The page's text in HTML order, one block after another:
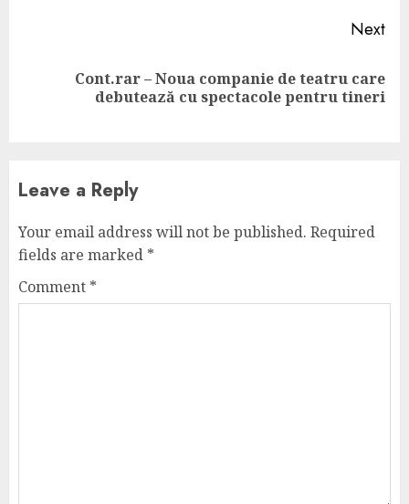
Next
Cont.rar – Noua companie de teatru care
debutează cu spectacole pentru tineri
Leave a Reply
Your email address will not be published. Required
fields are marked *
Comment *